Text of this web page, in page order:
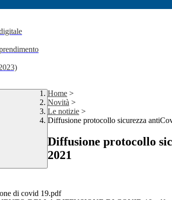
Home >
Novità >
Le notizie >
Diffusione protocollo sicurezza
Diffusione protocollo
2021
di covid 19.pdf